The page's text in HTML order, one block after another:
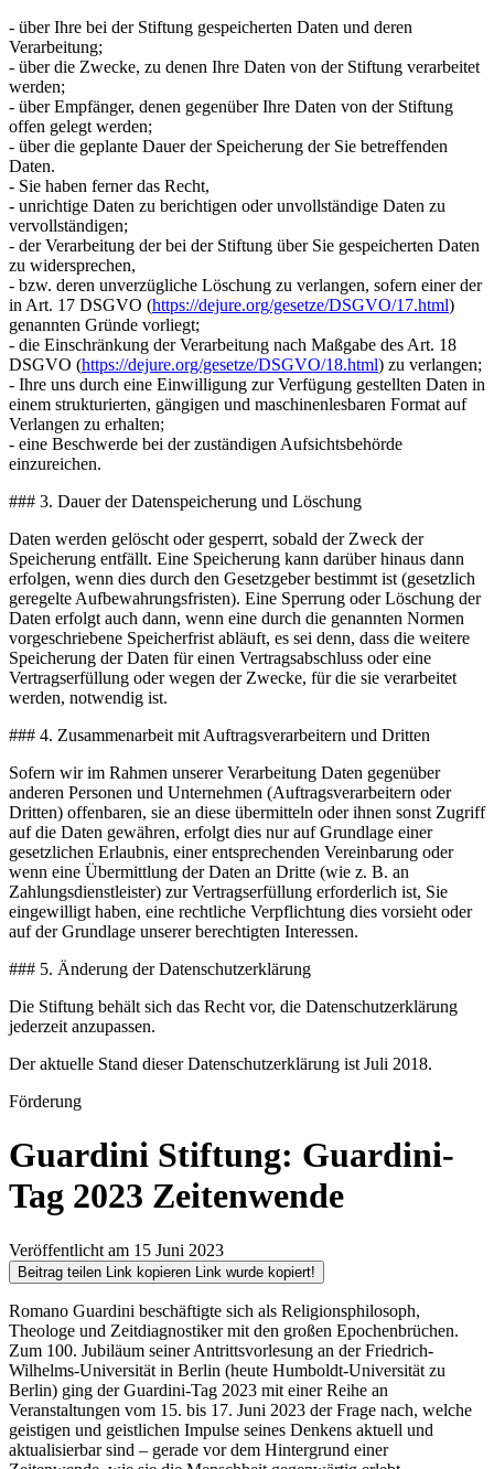
- über Ihre bei der Stiftung gespeicherten Daten und deren
Verarbeitung;
- über die Zwecke, zu denen Ihre Daten von der Stiftung verarbeitet
werden;
- über Empfänger, denen gegenüber Ihre Daten von der Stiftung
offen gelegt werden;
- über die geplante Dauer der Speicherung der Sie betreffenden
Daten.
- Sie haben ferner das Recht,
- unrichtige Daten zu berichtigen oder unvollständige Daten zu
vervollständigen;
- der Verarbeitung der bei der Stiftung über Sie gespeicherten Daten
zu widersprechen,
- bzw. deren unverzügliche Löschung zu verlangen, sofern einer der
in Art. 17 DSGVO (https://dejure.org/gesetze/DSGVO/17.html)
genannten Gründe vorliegt;
- die Einschränkung der Verarbeitung nach Maßgabe des Art. 18
DSGVO (https://dejure.org/gesetze/DSGVO/18.html) zu verlangen;
- Ihre uns durch eine Einwilligung zur Verfügung gestellten Daten in
einem strukturierten, gängigen und maschinenlesbaren Format auf
Verlangen zu erhalten;
- eine Beschwerde bei der zuständigen Aufsichtsbehörde
einzureichen.
### 3. Dauer der Datenspeicherung und Löschung
Daten werden gelöscht oder gesperrt, sobald der Zweck der
Speicherung entfällt. Eine Speicherung kann darüber hinaus dann
erfolgen, wenn dies durch den Gesetzgeber bestimmt ist (gesetzlich
geregelte Aufbewahrungsfristen). Eine Sperrung oder Löschung der
Daten erfolgt auch dann, wenn eine durch die genannten Normen
vorgeschriebene Speicherfrist abläuft, es sei denn, dass die weitere
Speicherung der Daten für einen Vertragsabschluss oder eine
Vertragserfüllung oder wegen der Zwecke, für die sie verarbeitet
werden, notwendig ist.
### 4. Zusammenarbeit mit Auftragsverarbeitern und Dritten
Sofern wir im Rahmen unserer Verarbeitung Daten gegenüber
anderen Personen und Unternehmen (Auftragsverarbeitern oder
Dritten) offenbaren, sie an diese übermitteln oder ihnen sonst Zugriff
auf die Daten gewähren, erfolgt dies nur auf Grundlage einer
gesetzlichen Erlaubnis, einer entsprechenden Vereinbarung oder
wenn eine Übermittlung der Daten an Dritte (wie z. B. an
Zahlungsdienstleister) zur Vertragserfüllung erforderlich ist, Sie
eingewilligt haben, eine rechtliche Verpflichtung dies vorsieht oder
auf der Grundlage unserer berechtigten Interessen.
### 5. Änderung der Datenschutzerklärung
Die Stiftung behält sich das Recht vor, die Datenschutzerklärung
jederzeit anzupassen.
Der aktuelle Stand dieser Datenschutzerklärung ist Juli 2018.
Förderung
Guardini Stiftung: Guardini-
Tag 2023 Zeitenwende
Veröffentlicht am 15 Juni 2023
Beitrag teilen Link kopieren Link wurde kopiert!
Romano Guardini beschäftigte sich als Religionsphilosoph,
Theologe und Zeitdiagnostiker mit den großen Epochenbrüchen.
Zum 100. Jubiläum seiner Antrittsvorlesung an der Friedrich-
Wilhelms-Universität in Berlin (heute Humboldt-Universität zu
Berlin) ging der Guardini-Tag 2023 mit einer Reihe an
Veranstaltungen vom 15. bis 17. Juni 2023 der Frage nach, welche
geistigen und geistlichen Impulse seines Denkens aktuell und
aktualisierbar sind – gerade vor dem Hintergrund einer